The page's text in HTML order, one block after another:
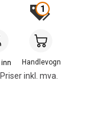
Priser inkl. mva.
inn Handlevogn
1